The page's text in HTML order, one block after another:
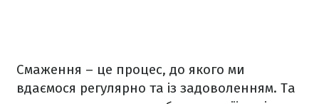
Смаження – це процес, до якого ми
вдаємося регулярно та із задоволенням. Та